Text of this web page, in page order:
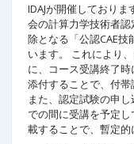
IDAJが開催しており
会の計算力学技術者
除となる「公認CAE
います。 これにより
に、コース受講終了
添付することで、付帯
また、認定試験の申
での間に受講を予定
載することで、暫定的